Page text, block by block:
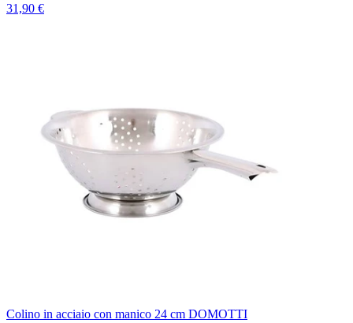
31,90 €
Colino in acciaio con manico 24 cm DOMOTTI